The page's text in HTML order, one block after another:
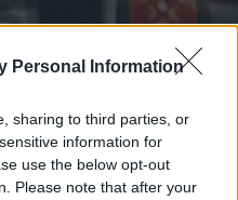
Personal Information
sharing to third parties, or
information for
use the below opt-out
Please note that after your